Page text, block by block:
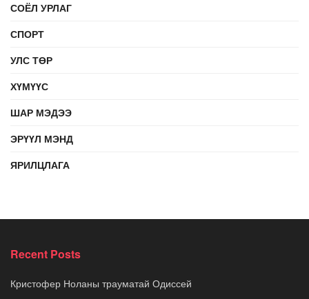
СОЁЛ УРЛАГ
СПОРТ
УЛС ТӨР
ХҮМҮҮС
ШАР МЭДЭЭ
ЭРҮҮЛ МЭНД
ЯРИЛЦЛАГА
Recent Posts
Кристофер Ноланы трауматай Одиссей